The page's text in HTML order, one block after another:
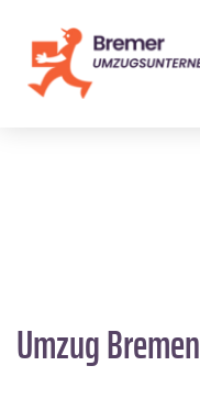
Umzug Bremen